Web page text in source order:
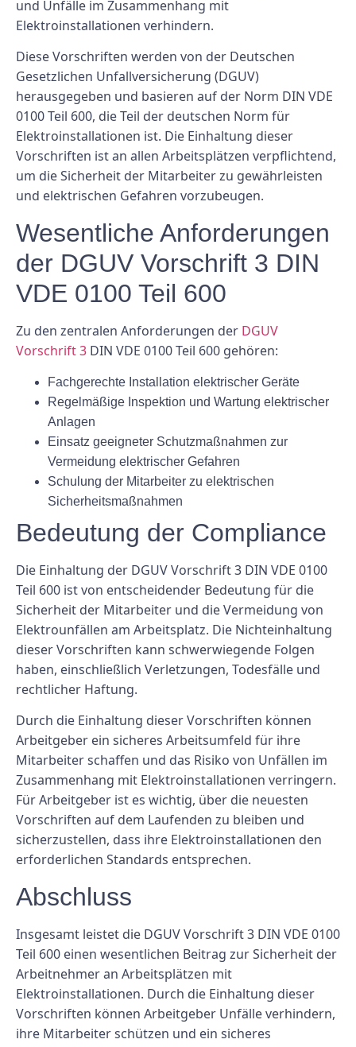
und Unfälle im Zusammenhang mit
Elektroinstallationen verhindern.
Diese Vorschriften werden von der Deutschen
Gesetzlichen Unfallversicherung (DGUV)
herausgegeben und basieren auf der Norm DIN VDE
0100 Teil 600, die Teil der deutschen Norm für
Elektroinstallationen ist. Die Einhaltung dieser
Vorschriften ist an allen Arbeitsplätzen verpflichtend,
um die Sicherheit der Mitarbeiter zu gewährleisten
und elektrischen Gefahren vorzubeugen.
Wesentliche Anforderungen
der DGUV Vorschrift 3 DIN
VDE 0100 Teil 600
Zu den zentralen Anforderungen der DGUV
Vorschrift 3 DIN VDE 0100 Teil 600 gehören:
Fachgerechte Installation elektrischer Geräte
Regelmäßige Inspektion und Wartung elektrischer
Anlagen
Einsatz geeigneter Schutzmaßnahmen zur
Vermeidung elektrischer Gefahren
Schulung der Mitarbeiter zu elektrischen
Sicherheitsmaßnahmen
Bedeutung der Compliance
Die Einhaltung der DGUV Vorschrift 3 DIN VDE 0100
Teil 600 ist von entscheidender Bedeutung für die
Sicherheit der Mitarbeiter und die Vermeidung von
Elektrounfällen am Arbeitsplatz. Die Nichteinhaltung
dieser Vorschriften kann schwerwiegende Folgen
haben, einschließlich Verletzungen, Todesfälle und
rechtlicher Haftung.
Durch die Einhaltung dieser Vorschriften können
Arbeitgeber ein sicheres Arbeitsumfeld für ihre
Mitarbeiter schaffen und das Risiko von Unfällen im
Zusammenhang mit Elektroinstallationen verringern.
Für Arbeitgeber ist es wichtig, über die neuesten
Vorschriften auf dem Laufenden zu bleiben und
sicherzustellen, dass ihre Elektroinstallationen den
erforderlichen Standards entsprechen.
Abschluss
Insgesamt leistet die DGUV Vorschrift 3 DIN VDE 0100
Teil 600 einen wesentlichen Beitrag zur Sicherheit der
Arbeitnehmer an Arbeitsplätzen mit
Elektroinstallationen. Durch die Einhaltung dieser
Vorschriften können Arbeitgeber Unfälle verhindern,
ihre Mitarbeiter schützen und ein sicheres